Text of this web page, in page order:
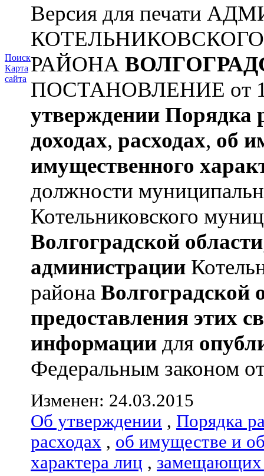
Поиск
Карта
сайта
Версия для печати
РАЙОНА
ПОСТАНОВЛЕНИЕ от
утверждении Порядка
доходах, расходах, об
имущественного
должности
Котельниковского
Волгоградской области
администрации
района Волгоградской
предоставления этих
информации для
Федеральным законом
Изменен: 24.03.2015
Об утверждении , Порядка
расходах , об имуществе и
характера лиц , замещающих